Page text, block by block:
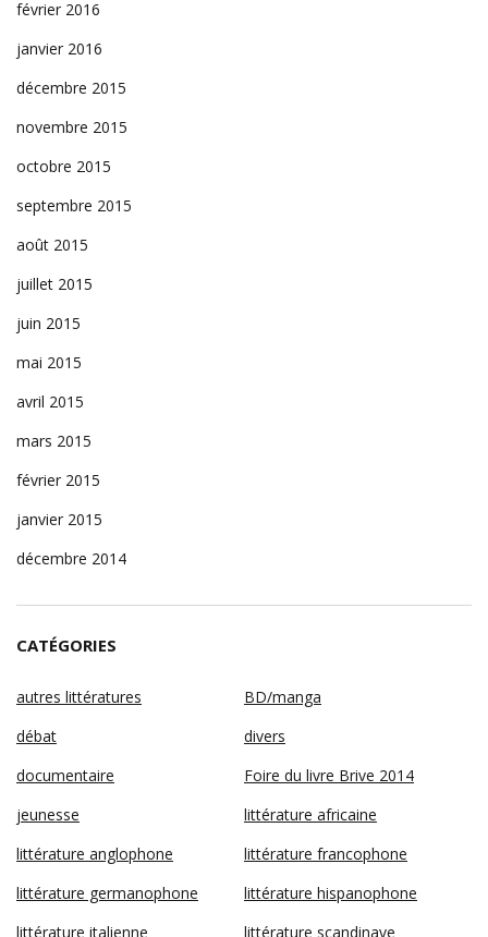
février 2016
janvier 2016
décembre 2015
novembre 2015
octobre 2015
septembre 2015
août 2015
juillet 2015
juin 2015
mai 2015
avril 2015
mars 2015
février 2015
janvier 2015
décembre 2014
CATÉGORIES
autres littératures
BD/manga
débat
divers
documentaire
Foire du livre Brive 2014
jeunesse
littérature africaine
littérature anglophone
littérature francophone
littérature germanophone
littérature hispanophone
littérature italienne
littérature scandinave